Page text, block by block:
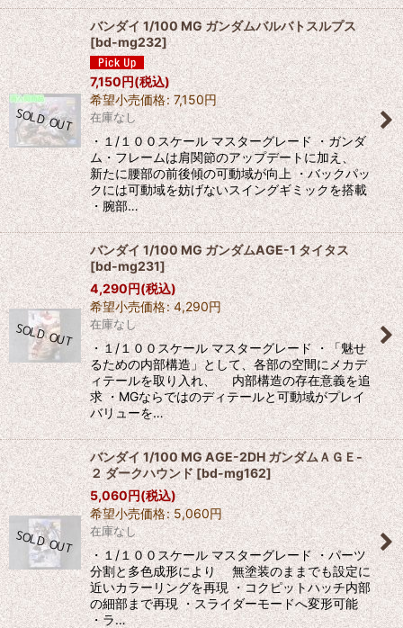
バンダイ 1/100 MG ガンダムバルバトスルプス
[bd-mg232]
7,150円(税込)
希望小売価格: 7,150円
在庫なし
・１/１００スケール マスターグレード ・ガンダ
ム・フレームは肩関節のアップデートに加え、
新たに腰部の前後傾の可動域が向上 ・バックパッ
クには可動域を妨げないスイングギミックを搭載
・腕部…
バンダイ 1/100 MG ガンダムAGE-1 タイタス
[bd-mg231]
4,290円(税込)
希望小売価格: 4,290円
在庫なし
・１/１００スケール マスターグレード ・「魅せ
るための内部構造」として、各部の空間にメカデ
ィテールを取り入れ、 内部構造の存在意義を追
求 ・MGならではのディテールと可動域がプレイ
バリューを…
バンダイ 1/100 MG AGE-2DH ガンダムＡＧＥ-
２ ダークハウンド[bd-mg162]
5,060円(税込)
希望小売価格: 5,060円
在庫なし
・１/１００スケール マスターグレード ・パーツ
分割と多色成形により 無塗装のままでも設定に
近いカラーリングを再現 ・コクピットハッチ内部
の細部まで再現 ・スライダーモードへ変形可能
・ラ…